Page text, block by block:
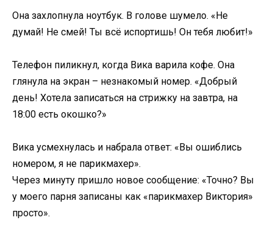
Она захлопнула ноутбук. В голове шумело. «Не
думай! Не смей! Ты всё испортишь! Он тебя любит!»
Телефон пиликнул, когда Вика варила кофе. Она
глянула на экран – незнакомый номер. «Добрый
день! Хотела записаться на стрижку на завтра, на
18:00 есть окошко?»
Вика усмехнулась и набрала ответ: «Вы ошиблись
номером, я не парикмахер».
Через минуту пришло новое сообщение: «Точно? Вы
у моего парня записаны как «парикмахер Виктория»
просто».